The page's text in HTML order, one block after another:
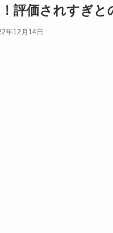
評価されすぎと
年12月14日